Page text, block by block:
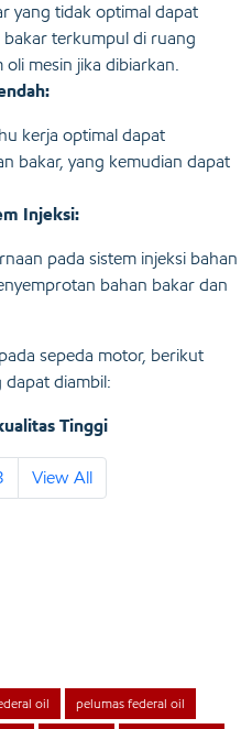
yang tidak optimal dapat
bakar terkumpul di ruang
mesin jika dibiarkan.
kerja optimal dapat
bakar, yang kemudian dapat
Injeksi:
pada sistem injeksi bahan
bahan bakar dan
sepeda motor, berikut
dapat diambil:
Tinggi
View All
oil pelumas federal oil